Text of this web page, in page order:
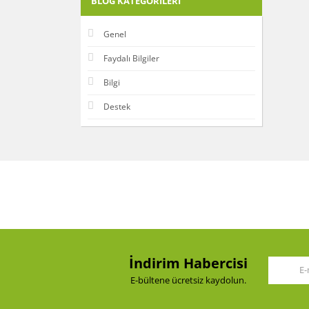
Genel
Faydalı Bilgiler
Bilgi
Destek
İndirim Habercisi
E-bültene ücretsiz kaydolun.